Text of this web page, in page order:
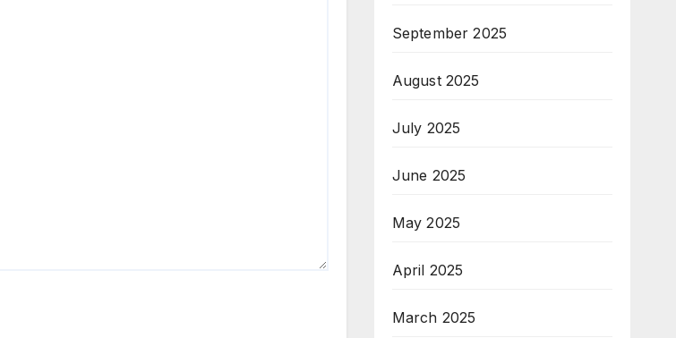
September 2025
August 2025
July 2025
June 2025
May 2025
April 2025
March 2025